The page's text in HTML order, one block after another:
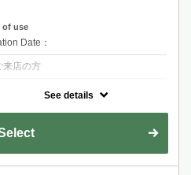
of use
Date：
来店の方
でなく小顔になれるお顔のリンパマッ
もセットのスペシャルコース！発汗＆
ージでボディメイキングが望めます。
See details